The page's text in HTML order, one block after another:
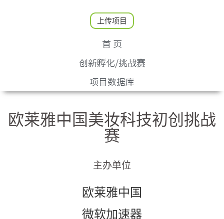
上传项目
首 页
创新孵化/挑战赛
项目数据库
欧莱雅中国美妆科技初创挑战
赛
主办单位
欧莱雅中国
微软加速器